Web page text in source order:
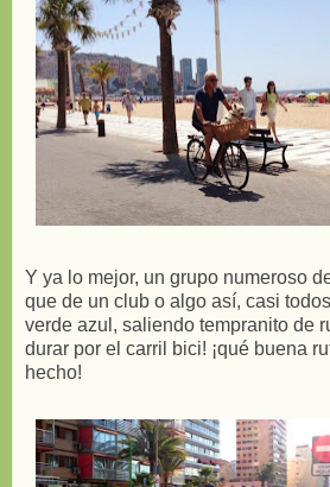
Y ya lo mejor, un grupo numeroso
que de un club o algo así, casi
verde azul, saliendo tempranito de
durar por el carril bici! ¡qué buena
hecho!